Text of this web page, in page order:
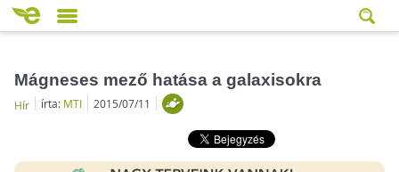
Mágneses mező hatása a galaxisokra
Hír írta: MTI 2015/07/11